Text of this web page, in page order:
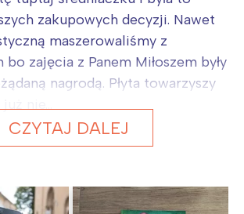
zakupowych decyzji. Nawet
maszerowaliśmy z
zajęcia z Panem Miłoszem były
nagrodą. Płyta towarzyszy
CZYTAJ DALEJ